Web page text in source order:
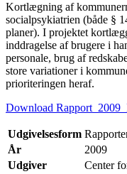
Kortlægning af
socialpsykiatrien (både §
planer). I projektet
inddragelse af brugere i
personale, brug af
store variationer i
prioriteringen heraf.
Download
Udgivelsesform
År
2009
Udgiver
Center